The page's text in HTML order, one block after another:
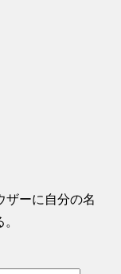
ザーに自分の名